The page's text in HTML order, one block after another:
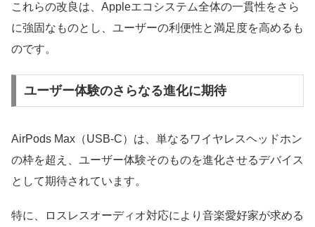
これらの改良は、Appleエコシステム全体の一貫性をさら
に強固なものとし、ユーザーの利便性と満足度を高めるも
のです。
ユーザー体験のさらなる進化に期待
AirPods Max（USB-C）は、単なるワイヤレスヘッドホン
の枠を超え、ユーザー体験そのものを進化させるデバイス
として期待されています。
特に、ロスレスオーディオ対応により音楽愛好家が求める